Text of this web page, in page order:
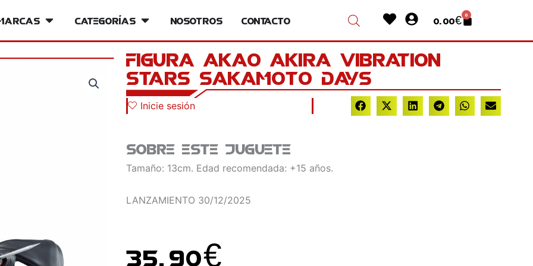
Open MarcasCategorías Open Categorías
Nosotros Contacto HeartUser-
circle
0.00€ 0
Cart
Figura Akao Akira Vibration
Stars Sakamoto Days
Inicie sesión
Sobre este juguete
Tamaño: 13cm. Edad recomendada: +15 años.
LANZAMIENTO 30/12/2025
35.90€